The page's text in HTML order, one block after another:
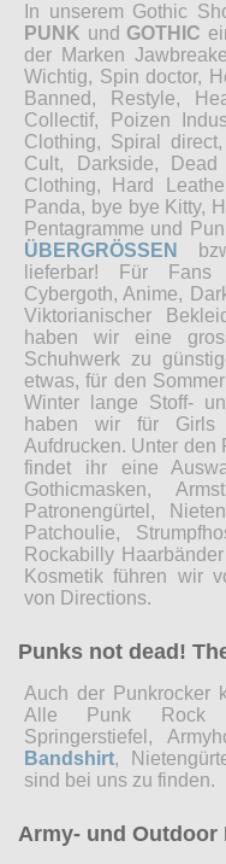
In unserem Gothic
PUNK und GOTHIC
der Marken
Wichtig, Spin doctor,
Banned, Restyle,
Collectif, Poizen
Clothing, Spiral
Cult, Darkside,
Clothing, Hard
Panda, bye bye Kitty,
Pentagramme und
ÜBERGRÖSSEN
lieferbar! Für
Cybergoth, Anime,
Viktorianischer
haben wir eine
Schuhwerk zu
etwas, für den
Winter lange Stoff-
haben wir für Girls
Aufdrucken. Unter den
findet ihr eine
Gothicmasken,
Patronengürtel,
Patchoulie,
Rockabilly
Kosmetik führen wir
von Directions.
Punks not dead!
Auch der Punkrocker
Alle Punk Rock
Springerstiefel,
Bandshirt,
sind bei uns zu finden.
Army- und Outdoor